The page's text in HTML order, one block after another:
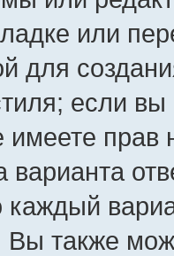
или
для
если
прав
Вы также